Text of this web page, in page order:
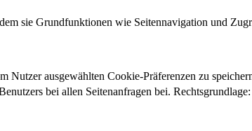
sie Grundfunktionen wie Seitennavigation und
Nutzer ausgewählten Cookie-Präferenzen zu
bei allen Seitenanfragen bei.